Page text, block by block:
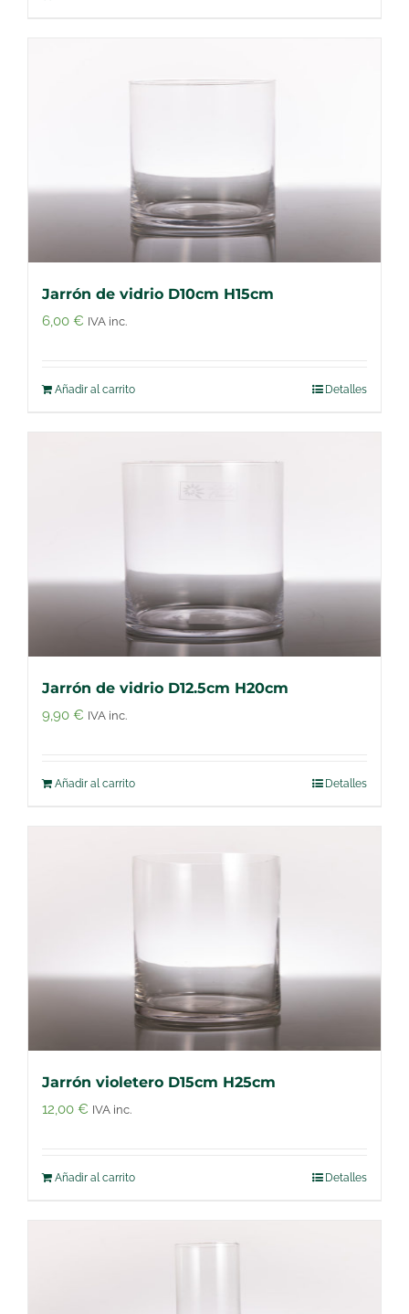
Jarrón de vidrio D10cm H15cm
6,00 € IVA inc.
Añadir al carrito Detalles
Jarrón de vidrio D12.5cm H20cm
9,90 € IVA inc.
Añadir al carrito Detalles
Jarrón violetero D15cm H25cm
12,00 € IVA inc.
Añadir al carrito Detalles